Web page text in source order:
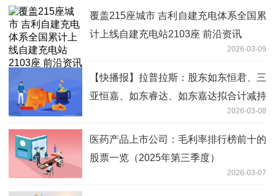
覆盖215座城市 吉利自建充电体系全国累
计上线自建充电站2103座 前沿资讯
2026-03-09
【快播报】拉普拉斯：股东如东恒君、三
亚恒嘉、如东睿达、如东嘉达拟合计减持
2026-03-08
医药产品上市公司：毛利率排行榜前十的
股票一览（2025年第三季度）
2026-03-07